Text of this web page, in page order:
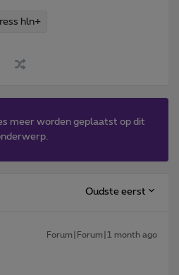
hln+
meer worden geplaatst op dit
Oudste eerst
Forum|Forum|1 month ago